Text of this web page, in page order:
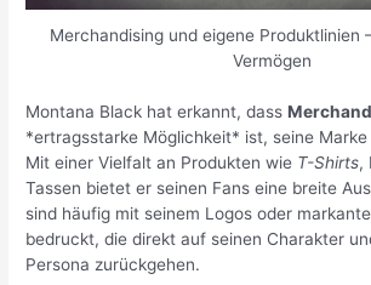
Merchandising und eigene Produktlinien
Vermögen
Montana Black hat erkannt, dass
*ertragsstarke Möglichkeit* ist, seine
Mit einer Vielfalt an Produkten wie T-Shirts,
Tassen bietet er seinen Fans eine breite
sind häufig mit seinem Logos oder
bedruckt, die direkt auf seinen Charakter
Persona zurückgehen.